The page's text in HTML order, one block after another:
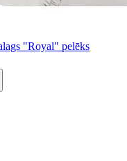
"Royal" pelēks